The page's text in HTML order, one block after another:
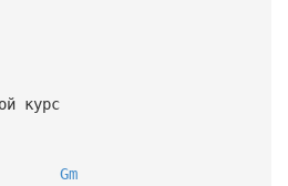
курс
Gm